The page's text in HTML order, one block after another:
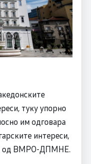
туку упорно
им одговара
интереси,
од ВМРО-ДПМНЕ.